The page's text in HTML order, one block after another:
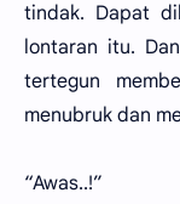
tindak. Dapat
lontaran itu.
tertegun
menubruk dan
“Awas..!”